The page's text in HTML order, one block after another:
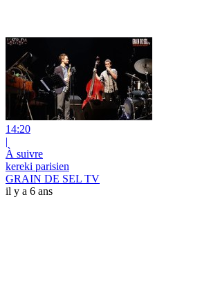
14:20
|
À suivre
kereki parisien
GRAIN DE SEL TV
il y a 6 ans